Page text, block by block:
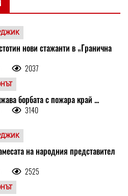
нови стажанти в „Гранична
2037
борбата с пожара край ...
3140
на народния представител
2525